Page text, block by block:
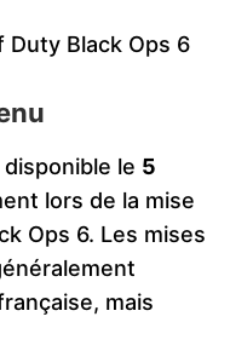
Duty Black Ops 6
le 5
lors de la mise
Ops 6. Les mises
mais